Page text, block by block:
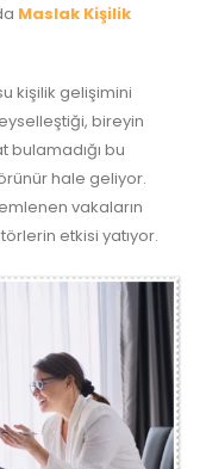
Maslak Kişilik
kişilik gelişimini
bireyin
bulamadığı bu
hale geliyor.
vakaların
etkisi yatıyor.